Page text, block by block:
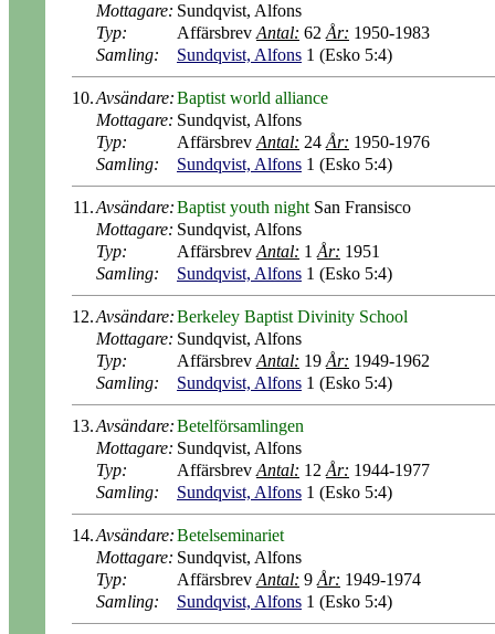
Mottagare: Sundqvist, Alfons
Typ:
Affärsbrev Antal: 62 År: 1950-1983
Samling:
Sundqvist, Alfons 1 (Esko 5:4)
10.Avsändare:Baptist world alliance
Mottagare: Sundqvist, Alfons
Typ:
Affärsbrev Antal: 24 År: 1950-1976
Samling:
Sundqvist, Alfons 1 (Esko 5:4)
11.Avsändare:Baptist youth night San Fransisco
Mottagare: Sundqvist, Alfons
Typ:
Affärsbrev Antal: 1 År: 1951
Samling:
Sundqvist, Alfons 1 (Esko 5:4)
12.Avsändare:Berkeley Baptist Divinity School
Mottagare: Sundqvist, Alfons
Typ:
Affärsbrev Antal: 19 År: 1949-1962
Samling:
Sundqvist, Alfons 1 (Esko 5:4)
13.Avsändare:Betelförsamlingen
Mottagare: Sundqvist, Alfons
Typ:
Affärsbrev Antal: 12 År: 1944-1977
Samling:
Sundqvist, Alfons 1 (Esko 5:4)
14.Avsändare:Betelseminariet
Mottagare: Sundqvist, Alfons
Typ:
Affärsbrev Antal: 9 År: 1949-1974
Samling:
Sundqvist, Alfons 1 (Esko 5:4)